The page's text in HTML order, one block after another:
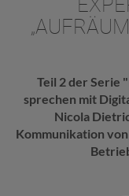
Teil 2 der Serie
sprechen mit
Nicola
Kommunikation